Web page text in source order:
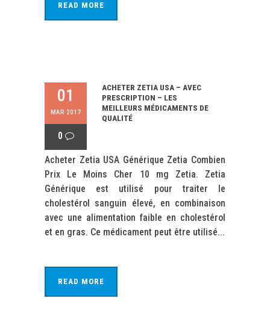
READ MORE
01
MAR 2017
0
ACHETER ZETIA USA – AVEC
PRESCRIPTION – LES
MEILLEURS MÉDICAMENTS DE
QUALITÉ
Acheter Zetia USA Générique Zetia Combien
Prix Le Moins Cher 10 mg Zetia. Zetia
Générique est utilisé pour traiter le
cholestérol sanguin élevé, en combinaison
avec une alimentation faible en cholestérol
et en gras. Ce médicament peut être utilisé...
READ MORE